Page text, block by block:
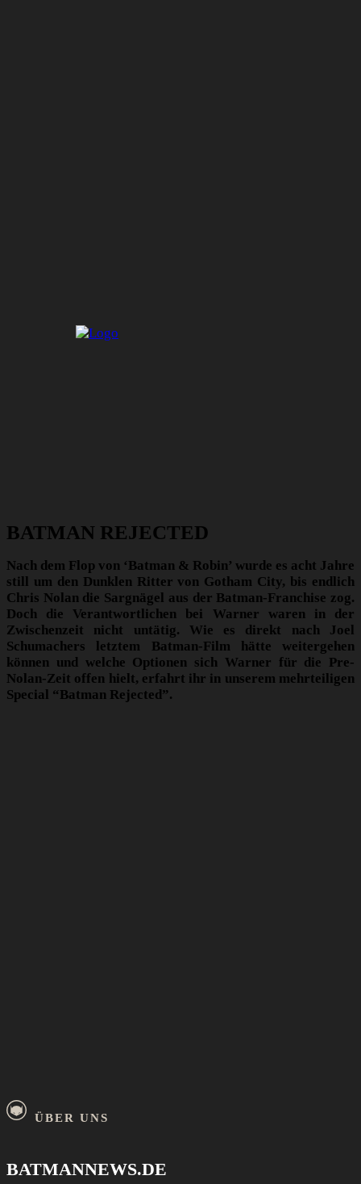
BATMAN REJECTED
Nach dem Flop von ‘Batman & Robin’ wurde es acht Jahre
still um den Dunklen Ritter von Gotham City, bis endlich
Chris Nolan die Sargnägel aus der Batman-Franchise zog.
Doch die Verantwortlichen bei Warner waren in der
Zwischenzeit nicht untätig. Wie es direkt nach Joel
Schumachers letztem Batman-Film hätte weitergehen
können und welche Optionen sich Warner für die Pre-
Nolan-Zeit offen hielt, erfahrt ihr in unserem mehrteiligen
Special “Batman Rejected”.
ÜBER UNS
BATMANNEWS.DE